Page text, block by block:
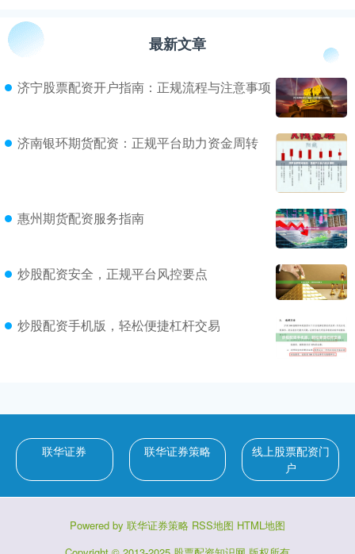
最新文章
济宁股票配资开户指南：正规流程与注意事项
济南银环期货配资：正规平台助力资金周转
惠州期货配资服务指南
炒股配资安全，正规平台风控要点
炒股配资手机版，轻松便捷杠杆交易
联华证券 联华证券策略
线上股票配资门
户
Powered by 联华证券策略 RSS地图 HTML地图